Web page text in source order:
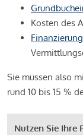
Kosten des
Sie müssen also
rund 10 bis 15 %
Nutzen Sie Ihre